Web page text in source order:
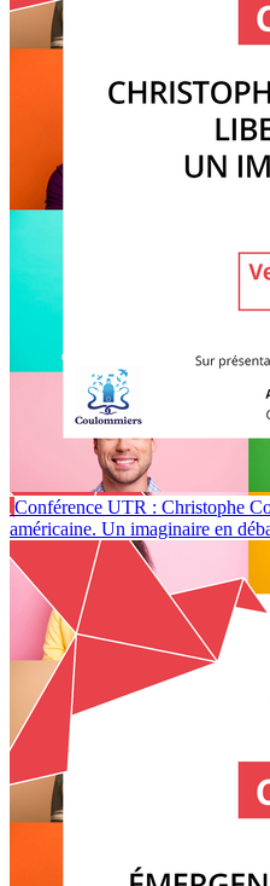
Conférence UTR : Christophe
américaine. Un imaginaire en